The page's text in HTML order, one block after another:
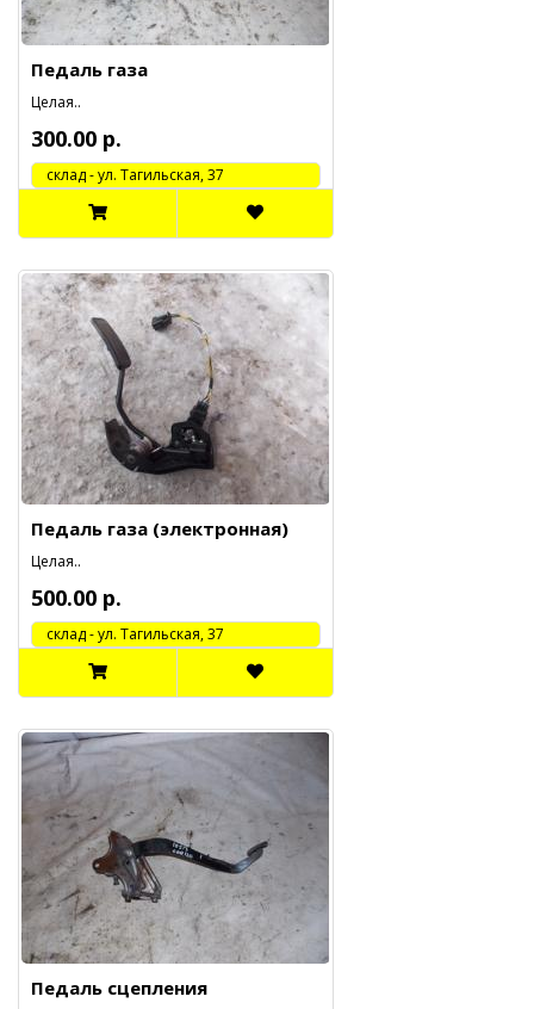
Педаль газа
Целая..
300.00 р.
cклад - ул. Тагильская, 37
Педаль газа (электронная)
Целая..
500.00 р.
cклад - ул. Тагильская, 37
Педаль сцепления